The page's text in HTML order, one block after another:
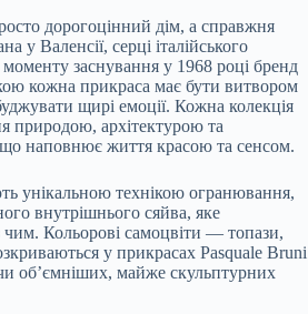
дорогоцінний дім, а справжня
у Валенсії, серці італійського
заснування у 1968 році бренд
кожна прикраса має бути витвором
щирі емоції. Кожна колекція
природою, архітектурою та
наповнює життя красою та сенсом.
унікальною технікою огранювання,
внутрішнього сяйва, яке
Кольорові самоцвіти — топази,
у прикрасах Pasquale Bruni
об’ємніших, майже скульптурних